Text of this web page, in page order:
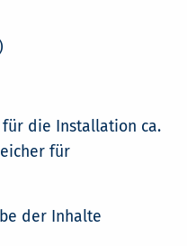
die Installation ca.
für
der Inhalte